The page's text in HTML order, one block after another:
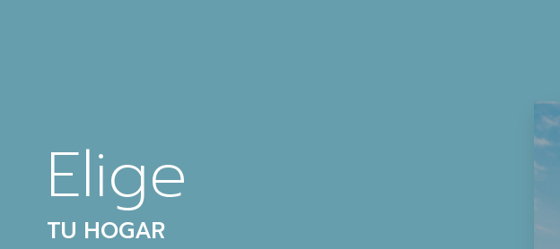
Elige
TU HOGAR